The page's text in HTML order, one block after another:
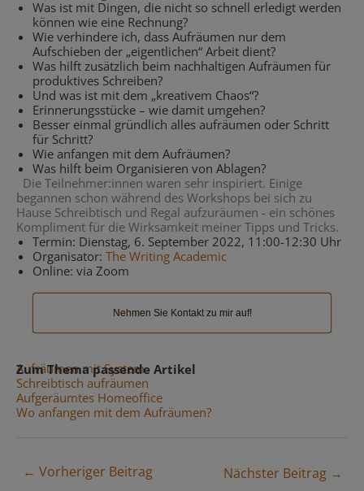
Was ist mit Dingen, die nicht so schnell erledigt werden
können wie eine Rechnung?
Wie verhindere ich, dass Aufräumen nur dem
Aufschieben der „eigentlichen“ Arbeit dient?
Was hilft zusätzlich beim nachhaltigen Aufräumen für
produktives Schreiben?
Und was ist mit dem „kreativem Chaos“?
Erinnerungsstücke – wie damit umgehen?
Besser einmal gründlich alles aufräumen oder Schritt
für Schritt?
Wie anfangen mit dem Aufräumen?
Was hilft beim Organisieren von Ablagen?
Die Teilnehmer:innen waren sehr inspiriert. Einige
begannen schon während des Workshops bei sich zu
Hause Schreibtisch und Regal aufzuräumen - ein schönes
Kompliment für die Wirksamkeit meiner Tipps und Tricks.
Termin: Dienstag, 6. September 2022, 11:00-12:30 Uhr
Organisator: The Writing Academic
Online: via Zoom
Nehmen Sie Kontakt zu mir auf!
Zum Thema passende Artikel
Aufräumen mit System
Schreibtisch aufräumen
Aufgeräumtes Homeoffice
Wo anfangen mit dem Aufräumen?
← Vorheriger Beitrag Nächster Beitrag →